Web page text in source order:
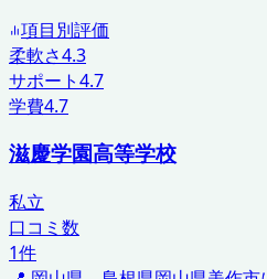
項目別評価
柔軟さ4.3
サポート4.7
学費4.7
滋慶学園高等学校
私立
口コミ数
1件